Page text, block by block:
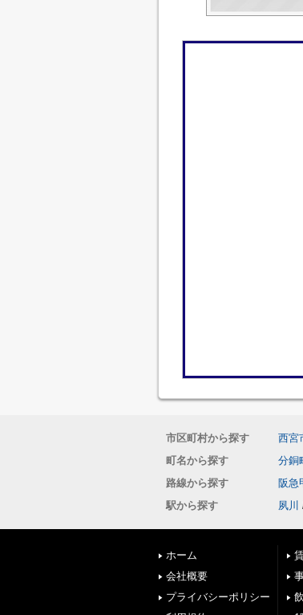
市区町村から探す
西宮
町名から探す
分銅
路線から探す
阪急
駅から探す
夙川
ホーム
会社概要
プライバシーポリシー